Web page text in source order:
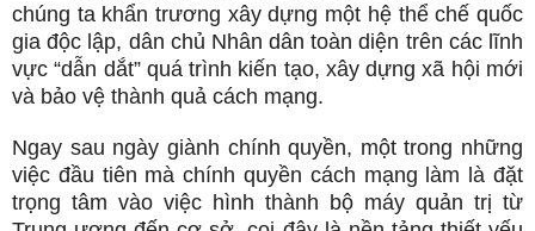
chúng ta khẩn trương xây dựng một hệ thể chế quốc
gia độc lập, dân chủ Nhân dân toàn diện trên các lĩnh
vực “dẫn dắt” quá trình kiến tạo, xây dựng xã hội mới
và bảo vệ thành quả cách mạng.
Ngay sau ngày giành chính quyền, một trong những
việc đầu tiên mà chính quyền cách mạng làm là đặt
trọng tâm vào việc hình thành bộ máy quản trị từ